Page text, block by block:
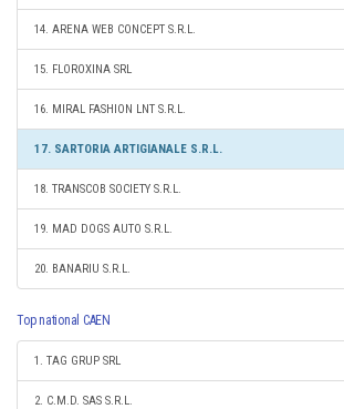
14. ARENA WEB CONCEPT S.R.L.
15. FLOROXINA SRL
16. MIRAL FASHION LNT S.R.L.
17. SARTORIA ARTIGIANALE S.R.L.
18. TRANSCOB SOCIETY S.R.L.
19. MAD DOGS AUTO S.R.L.
20. BANARIU S.R.L.
Top national CAEN
1. TAG GRUP SRL
2. C.M.D. SAS S.R.L.